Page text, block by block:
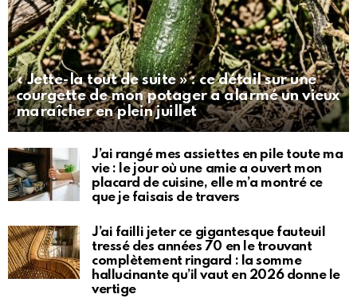
« Jette-la tout de suite » : ce détail sur une
courgette de mon potager a alarmé un vieux
maraîcher en plein juillet
J’ai rangé mes assiettes en pile toute ma
vie : le jour où une amie a ouvert mon
placard de cuisine, elle m’a montré ce
que je faisais de travers
J’ai failli jeter ce gigantesque fauteuil
tressé des années 70 en le trouvant
complètement ringard : la somme
hallucinante qu’il vaut en 2026 donne le
vertige